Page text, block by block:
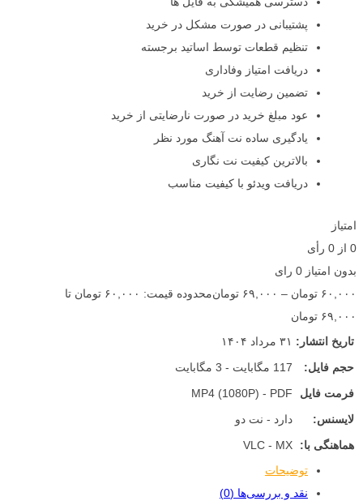
پشتیبانی در صورت مشکل در خرید
تنظیم قطعات توسط اساتید برجسته
دریافت امتیاز وفاداری
تضمین رضایت از خرید
عود مبلغ خرید در صورت نارضایتی از خرید
یادگیری ساده نت آهنگ مورد نظر
بالاترین کیفیت نت نگاری
دریافت ویدئو با کیفیت مناسب
امتیاز
0 از 0 رأی
بدون امتیاز 0 رای
۶۰,۰۰۰ تومان – ۶۹,۰۰۰ تومان
محدوده قیمت: ۶۰,۰۰۰ تومان تا
۶۹,۰۰۰ تومان
تاریخ انتشار: ۳۱ مرداد ۱۴۰۴
حجم فایل:
117 مگابایت - 3 مگابایت
فرمت فایل
MP4 (1080P) - PDF
لایسنس:
دارد - نت دو
هماهنگی با:
VLC - MX
توضیحات
نقد و بررسی‌ها (0)